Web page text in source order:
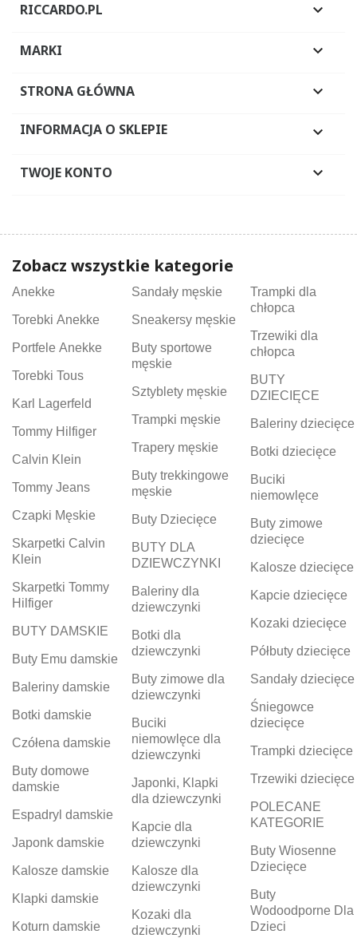
RICCARDO.PL 
MARKI 
STRONA GŁÓWNA 
INFORMACJA O SKLEPIE 
TWOJE KONTO 
Zobacz wszystkie kategorie
Anekke
Torebki Anekke
Portfele Anekke
Torebki Tous
Karl Lagerfeld
Tommy Hilfiger
Calvin Klein
Tommy Jeans
Czapki Męskie
Skarpetki Calvin
Klein
Skarpetki Tommy
Hilfiger
BUTY DAMSKIE
Buty Emu damskie
Baleriny damskie
Botki damskie
Czółena damskie
Buty domowe
damskie
Espadryl damskie
Japonk damskie
Kalosze damskie
Klapki damskie
Koturn damskie
Sandały męskie
Sneakersy męskie
Buty sportowe
męskie
Sztyblety męskie
Trampki męskie
Trapery męskie
Buty trekkingowe
męskie
Buty Dziecięce
BUTY DLA
DZIEWCZYNKI
Baleriny dla
dziewczynki
Botki dla
dziewczynki
Buty zimowe dla
dziewczynki
Buciki
niemowlęce dla
dziewczynki
Japonki, Klapki
dla dziewczynki
Kapcie dla
dziewczynki
Kalosze dla
dziewczynki
Kozaki dla
dziewczynki
Trampki dla
chłopca
Trzewiki dla
chłopca
BUTY
DZIECIĘCE
Baleriny dziecięce
Botki dziecięce
Buciki
niemowlęce
Buty zimowe
dziecięce
Kalosze dziecięce
Kapcie dziecięce
Kozaki dziecięce
Półbuty dziecięce
Sandały dziecięce
Śniegowce
dziecięce
Trampki dziecięce
Trzewiki dziecięce
POLECANE
KATEGORIE
Buty Wiosenne
Dziecięce
Buty
Wodoodporne Dla
Dzieci